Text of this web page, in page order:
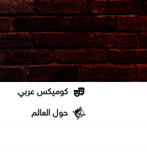
كوميكس عربي
حول العالم